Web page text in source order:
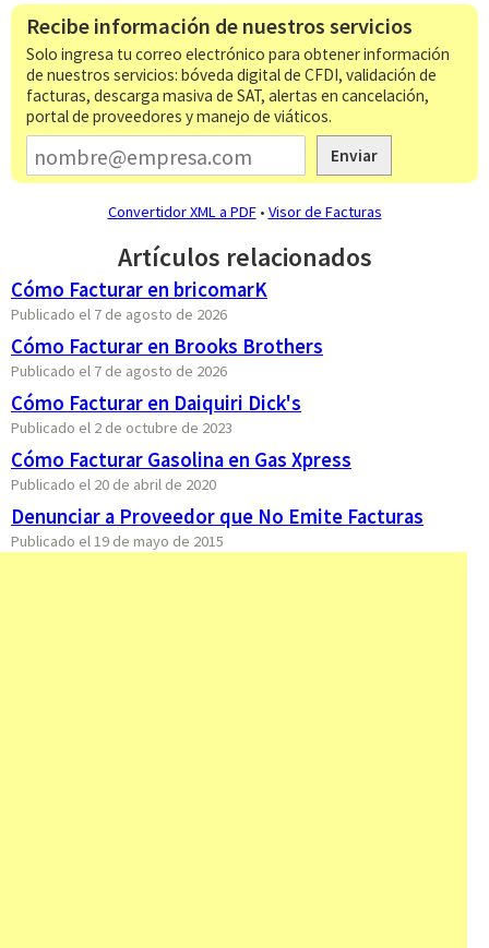
Recibe información de nuestros servicios
Solo ingresa tu correo electrónico para obtener información
de nuestros servicios: bóveda digital de CFDI, validación de
facturas, descarga masiva de SAT, alertas en cancelación,
portal de proveedores y manejo de viáticos.
Enviar
Convertidor XML a PDF• Visor de Facturas
Artículos relacionados
Cómo Facturar en bricomarK
Publicado el 7 de agosto de 2026
Cómo Facturar en Brooks Brothers
Publicado el 7 de agosto de 2026
Cómo Facturar en Daiquiri Dick's
Publicado el 2 de octubre de 2023
Cómo Facturar Gasolina en Gas Xpress
Publicado el 20 de abril de 2020
Denunciar a Proveedor que No Emite Facturas
Publicado el 19 de mayo de 2015